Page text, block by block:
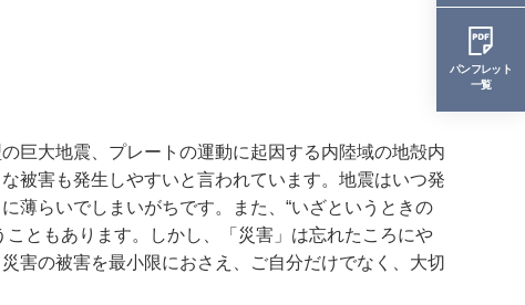
巨大地震、プレートの運動に起因する内陸域の地殻内
被害も発生しやすいと言われています。地震はいつ発
薄らいでしまいがちです。また、“いざというときの
ともあります。しかし、「災害」は忘れたころにや
害の被害を最小限におさえ、ご自分だけでなく、大切
パンフレット
一覧